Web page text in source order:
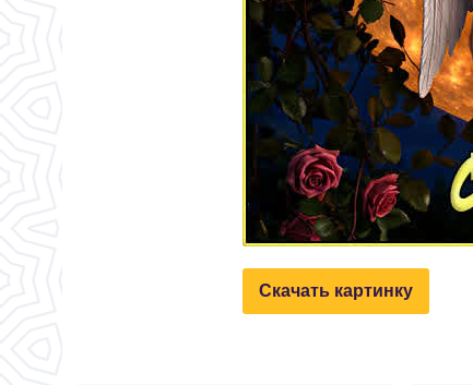
Скачать картинку